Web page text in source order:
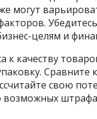
могут
целям и
к качеству
свою
возможных